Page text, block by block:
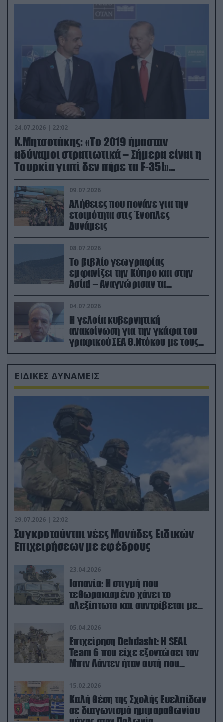
24.07.2026 | 22:02
Κ.Μητσοτάκης: «Το 2019 ήμασταν
αδύναμοι στρατιωτικά – Σήμερα είναι η
Τουρκία γιατί δεν πήρε τα F-35!»
(βίντεο)
09.07.2026
Αλήθειες που πονάνε για την
ετοιμότητα στις Ένοπλες
Δυνάμεις
08.07.2026
Το βιβλίο γεωγραφίας
εμφανίζει την Κύπρο και στην
Ασία! – Αναγνώρισαν τα
κατεχόμενα; (φωτο)
04.07.2026
Η γελοία κυβερνητική
ανακοίνωση για την γκάφα του
γραφικού ΣΕΑ Θ.Ντόκου με τους
Ρώσους φαρσέρ
ΕΙΔΙΚΕΣ ΔΥΝΑΜΕΙΣ
29.07.2026 | 22:02
Συγκροτούνται νέες Μονάδες Ειδικών
Επιχειρήσεων με εφέδρους
23.04.2026
Ισπανία: Η στιγμή που
τεθωρακισμένο χάνει το
αλεξίπτωτο και συντρίβεται με
ορμή στο έδαφος (βίντεο)
05.04.2026
Επιχείρηση Dehdasht: Η SEAL
Team 6 που είχε εξοντώσει τον
Μπιν Λάντεν ήταν αυτή που
διέσωσε τον πιλότο του F-15
15.02.2026
Καλή θέση της Σχολής Ευελπίδων
σε διαγωνισμό ημιμαραθωνίου